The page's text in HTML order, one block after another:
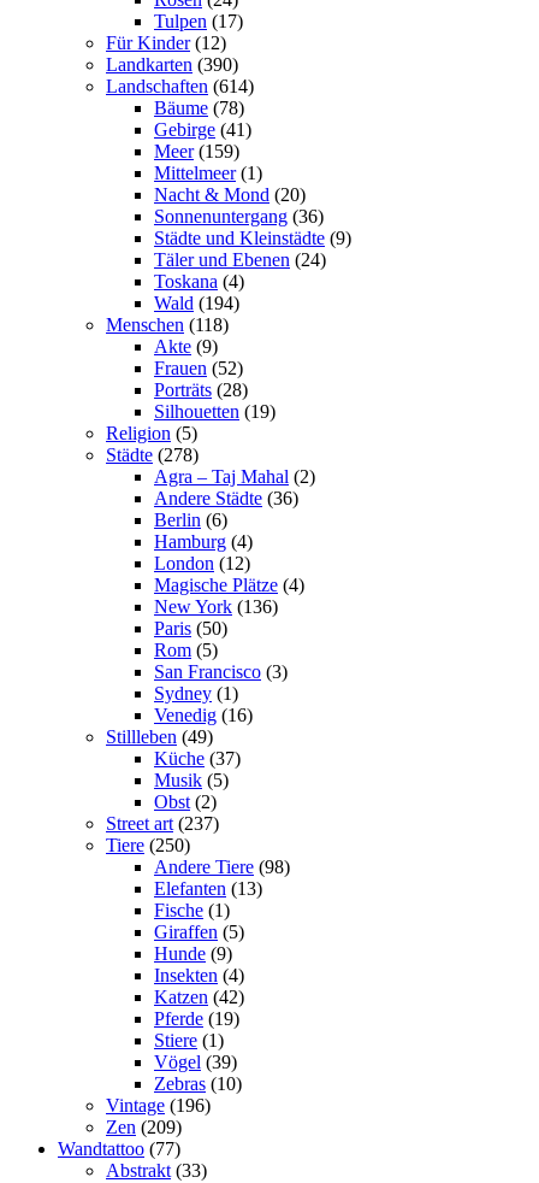
Tulpen (17)
Für Kinder (12)
Landkarten (390)
Landschaften (614)
Bäume (78)
Gebirge (41)
Meer (159)
Mittelmeer (1)
Nacht & Mond (20)
Sonnenuntergang (36)
Städte und Kleinstädte (9)
Täler und Ebenen (24)
Toskana (4)
Wald (194)
Menschen (118)
Akte (9)
Frauen (52)
Porträts (28)
Silhouetten (19)
Religion (5)
Städte (278)
Agra – Taj Mahal (2)
Andere Städte (36)
Berlin (6)
Hamburg (4)
London (12)
Magische Plätze (4)
New York (136)
Paris (50)
Rom (5)
San Francisco (3)
Sydney (1)
Venedig (16)
Stillleben (49)
Küche (37)
Musik (5)
Obst (2)
Street art (237)
Tiere (250)
Andere Tiere (98)
Elefanten (13)
Fische (1)
Giraffen (5)
Hunde (9)
Insekten (4)
Katzen (42)
Pferde (19)
Stiere (1)
Vögel (39)
Zebras (10)
Vintage (196)
Zen (209)
Wandtattoo (77)
Abstrakt (33)